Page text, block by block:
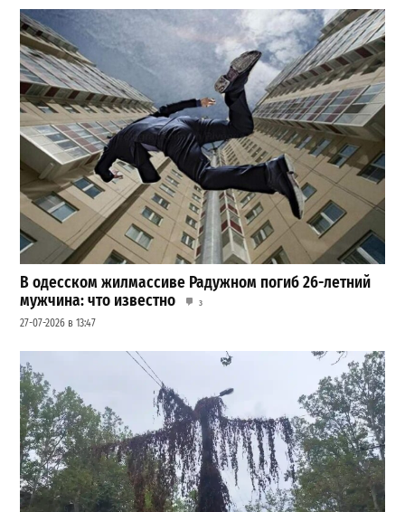
В одесском жилмассиве Радужном погиб 26-летний
мужчина: что известно
3
27-07-2026 в 13:47